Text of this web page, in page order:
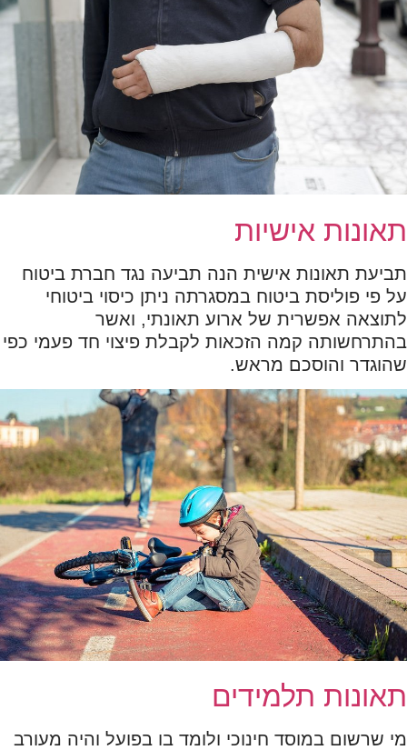
תאונות אישיות
תביעת תאונות אישית הנה תביעה נגד חברת ביטוח
על פי פוליסת ביטוח במסגרתה ניתן כיסוי ביטוחי
לתוצאה אפשרית של ארוע תאונתי, ואשר
בהתרחשותה קמה הזכאות לקבלת פיצוי חד פעמי כפי
שהוגדר והוסכם מראש.
תאונות תלמידים
מי שרשום במוסד חינוכי ולומד בו בפועל והיה מעורב